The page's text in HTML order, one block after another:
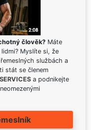
člověk? Máte
Myslíte si, že
službách a
stát se členem
a podnikejte